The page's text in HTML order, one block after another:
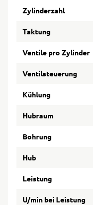
Zylinderzahl
Taktung
Ventile pro Zylinder
Ventilsteuerung
Kühlung
Hubraum
Bohrung
Hub
Leistung
U/min bei Leistung